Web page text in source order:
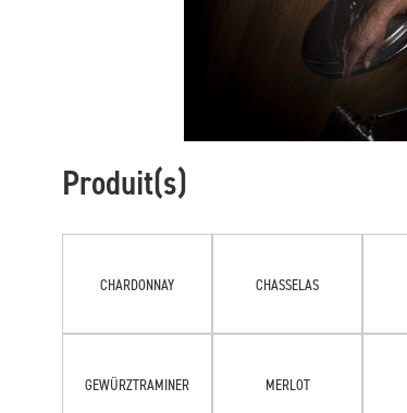
Produit(s)
CHARDONNAY CHASSELAS
GEWÜRZTRAMINER MERLOT